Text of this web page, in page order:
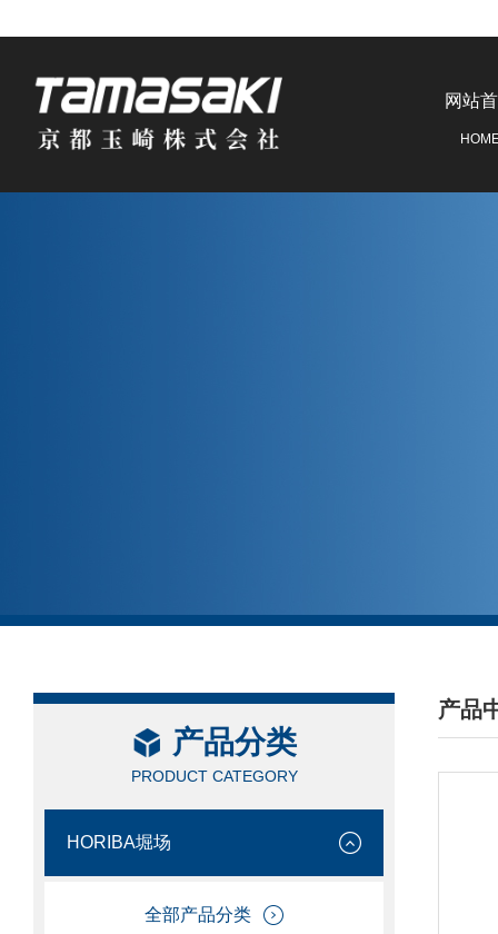
网站
产品分类
PRODUCT CATEGORY
HORIBA堀场
全部产品分类
产品
/